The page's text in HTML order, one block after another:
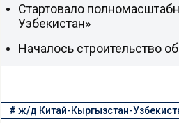
Стартовало
Узбекистан»
Началось строительство
# ж/д Китай-Кыргызстан-